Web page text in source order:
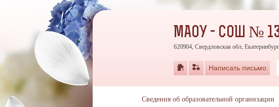
МАОУ - СОШ №
620904, Свердловская обл,
Написать письмо
Сведения об образовательной организации